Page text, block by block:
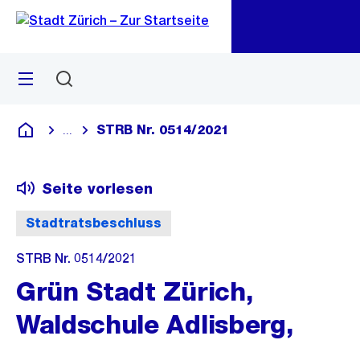
Navigation
Sprunglink
Menü
Deutsch
Blende alle Breadcrumbs ein
STRB Nr. 0514/2021
Stadtratsbeschluss
Seite vorlesen
STRB Nr. 0514/2021
Grün Stadt Zürich,
Waldschule Adlisberg,